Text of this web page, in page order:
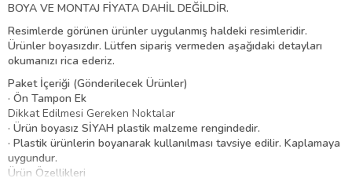
BOYA VE MONTAJ FİYATA DAHİL DEĞİLDİR.
Resimlerde görünen ürünler uygulanmış haldeki resimleridir.
Ürünler boyasızdır. Lütfen sipariş vermeden aşağıdaki detayları
okumanızı rica ederiz.
Paket İçeriği (Gönderilecek Ürünler)
· Ön Tampon Ek
Dikkat Edilmesi Gereken Noktalar
· Ürün boyasız SİYAH plastik malzeme rengindedir.
· Plastik ürünlerin boyanarak kullanılması tavsiye edilir. Kaplamaya
uygundur.
Ürün Özellikleri